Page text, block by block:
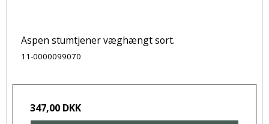
Aspen stumtjener væghængt sort.
11-0000099070
347,00 DKK